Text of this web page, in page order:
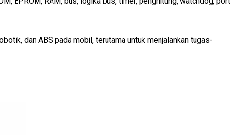
dan ABS pada mobil, terutama untuk menjalankan tugas-